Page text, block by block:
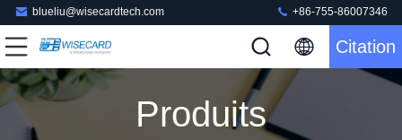
blueliu@wisecardtech.com +86-755-86007346
Citation
Produits